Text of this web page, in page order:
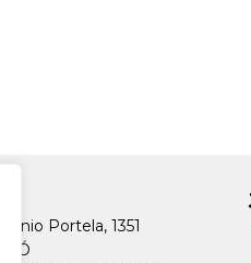
Portela, 1351
Ó